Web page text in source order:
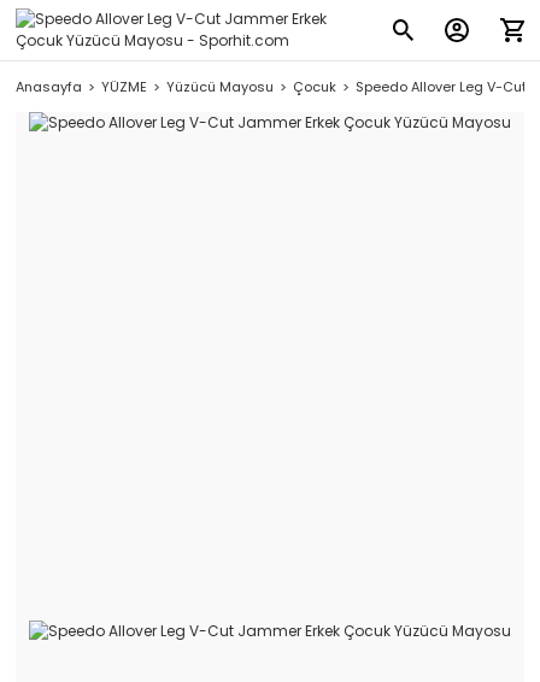
Anasayfa YÜZME Yüzücü Mayosu Çocuk Speedo Allover Leg V-Cut